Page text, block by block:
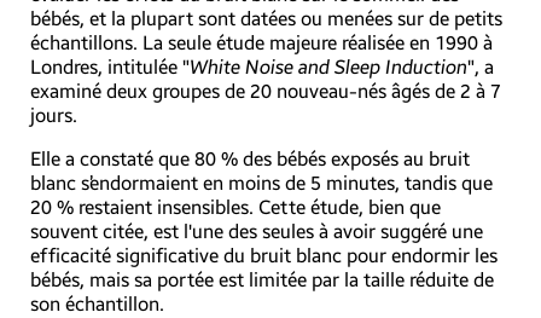
bébés, et la plupart sont datées ou menées sur de petits
échantillons. La seule étude majeure réalisée en 1990 à
Londres, intitulée "White Noise and Sleep Induction", a
examiné deux groupes de 20 nouveau-nés âgés de 2 à 7
jours.
Elle a constaté que 80 % des bébés exposés au bruit
blanc s’endormaient en moins de 5 minutes, tandis que
20 % restaient insensibles. Cette étude, bien que
souvent citée, est l'une des seules à avoir suggéré une
efficacité significative du bruit blanc pour endormir les
bébés, mais sa portée est limitée par la taille réduite de
son échantillon.